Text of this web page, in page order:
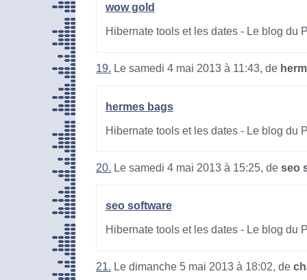
wow gold
Hibernate tools et les dates - Le blog du
19. Le samedi 4 mai 2013 à 11:43, de
hermes bags
Hibernate tools et les dates - Le blog du
20. Le samedi 4 mai 2013 à 15:25, de seo
seo software
Hibernate tools et les dates - Le blog du
21. Le dimanche 5 mai 2013 à 18:02, de